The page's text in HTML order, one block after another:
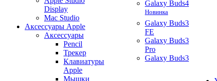
Display
Mac Studio
Аксессуары Apple
Аксессуары
Pencil
Трекер
Клавиатуры
Apple
Мышки
Galaxy Buds4
Новинка
Galaxy Buds3
FE
Galaxy Buds3
Pro
Galaxy Buds3